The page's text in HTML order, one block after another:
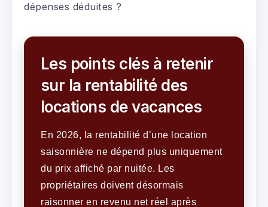
dépenses déduites ?
Les points clés à retenir
sur la rentabilité des
locations de vacances
En 2026, la rentabilité d’une location
saisonnière ne dépend plus uniquement
du prix affiché par nuitée. Les
propriétaires doivent désormais
raisonner en revenu net réel après